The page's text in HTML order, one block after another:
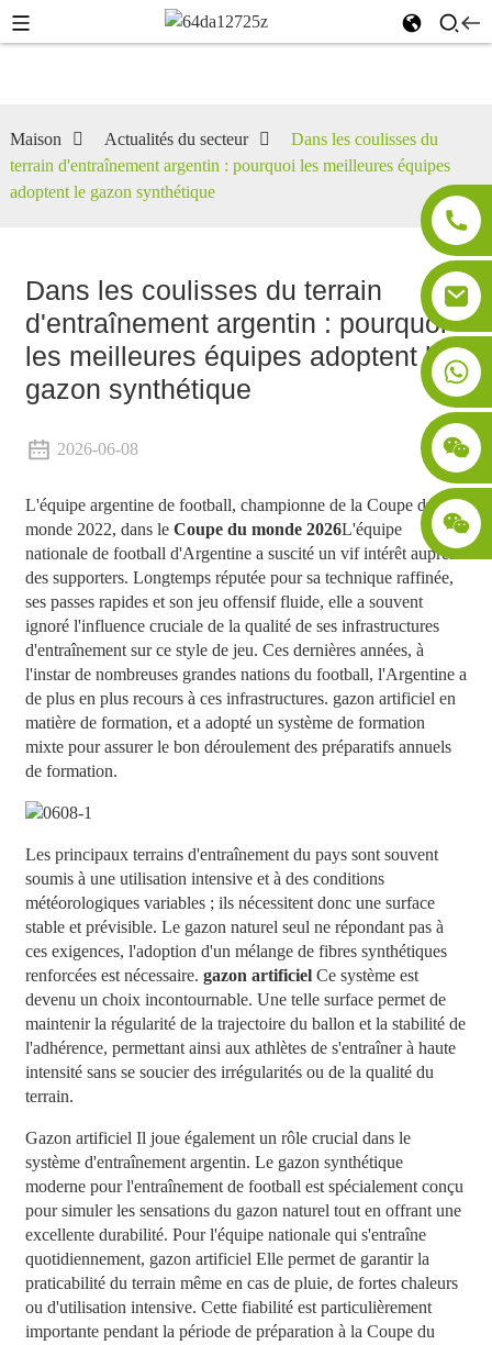
Maison Actualités du secteur
Dans les coulisses du
terrain d'entraînement argentin : pourquoi les meilleures équipes
adoptent le gazon synthétique
Dans les coulisses du terrain
d'entraînement argentin : pourquoi
les meilleures équipes adoptent le
gazon synthétique
2026-06-08
L'équipe argentine de football, championne de la Coupe du
monde 2022, dans le Coupe du monde 2026L'équipe
nationale de football d'Argentine a suscité un vif intérêt auprès
des supporters. Longtemps réputée pour sa technique raffinée,
ses passes rapides et son jeu offensif fluide, elle a souvent
ignoré l'influence cruciale de la qualité de ses infrastructures
d'entraînement sur ce style de jeu. Ces dernières années, à
l'instar de nombreuses grandes nations du football, l'Argentine a
de plus en plus recours à ces infrastructures. gazon artificiel en
matière de formation, et a adopté un système de formation
mixte pour assurer le bon déroulement des préparatifs annuels
de formation.
Les principaux terrains d'entraînement du pays sont souvent
soumis à une utilisation intensive et à des conditions
météorologiques variables ; ils nécessitent donc une surface
stable et prévisible. Le gazon naturel seul ne répondant pas à
ces exigences, l'adoption d'un mélange de fibres synthétiques
renforcées est nécessaire. gazon artificielCe système est
devenu un choix incontournable. Une telle surface permet de
maintenir la régularité de la trajectoire du ballon et la stabilité de
l'adhérence, permettant ainsi aux athlètes de s'entraîner à haute
intensité sans se soucier des irrégularités ou de la qualité du
terrain.
Gazon artificiel Il joue également un rôle crucial dans le
système d'entraînement argentin. Le gazon synthétique
moderne pour l'entraînement de football est spécialement conçu
pour simuler les sensations du gazon naturel tout en offrant une
excellente durabilité. Pour l'équipe nationale qui s'entraîne
quotidiennement, gazon artificiel Elle permet de garantir la
praticabilité du terrain même en cas de pluie, de fortes chaleurs
ou d'utilisation intensive. Cette fiabilité est particulièrement
importante pendant la période de préparation à la Coupe du